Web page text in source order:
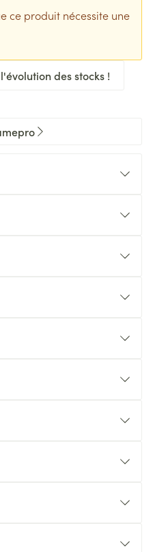
ce produit nécessite une
des stocks !